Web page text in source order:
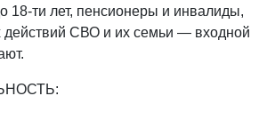
18-ти лет, пенсионеры и инвалиды,
действий СВО и их семьи — входной